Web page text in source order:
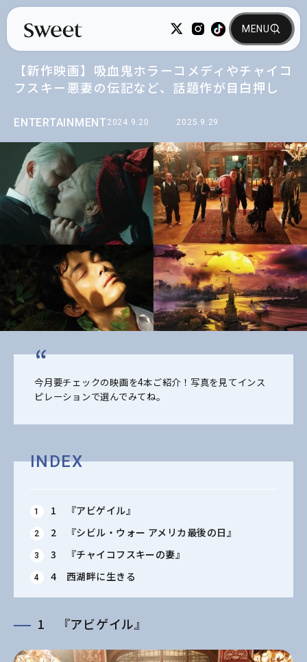
ENTERTAINMENT2024.9.20 2025.9.29
【新作映画】吸血鬼ホラーコメディやチャイコ
フスキー悪妻の伝記など、話題作が目白押し
今月要チェックの映画を4本ご紹介！写真を見てインス
ピレーションで選んでみてね。
INDEX
1 『アビゲイル』
2 『シビル・ウォー アメリカ最後の日』
3 『チャイコフスキーの妻』
4 西湖畔に生きる
1 『アビゲイル』